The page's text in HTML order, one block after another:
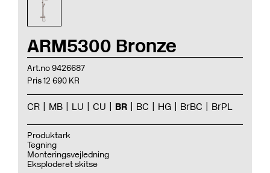
ARM5300 Bronze
Art.no 9426687
Pris 12 690 KR
CR MB LU CU BR BC HG BrBC BrPL
Produktark
Tegning
Monteringsvejledning
Eksploderet skitse